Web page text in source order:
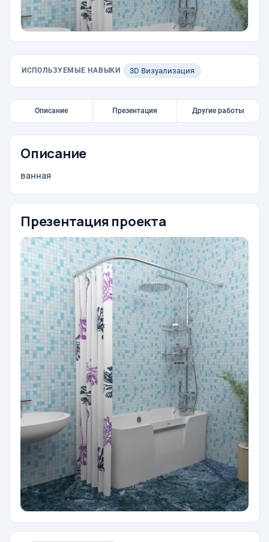
ИСПОЛЬЗУЕМЫЕ НАВЫКИ 3D Визуализация
Описание Презентация Другие работы
Описание
ванная
Презентация проекта